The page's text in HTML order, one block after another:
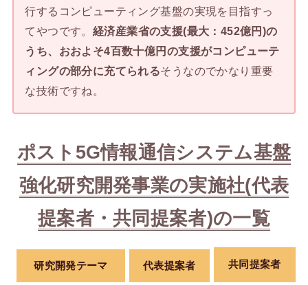
行するコンピューティング基盤の実現を目指すっ
てやつです。 経済産業省の支援(最大：452億円)の
うち、おおよそ4百数十億円の支援がコンピューテ
ィングの部分に充てられるそうなのでかなり重要
な技術ですね。
ポスト5G情報通信システム基盤
強化研究開発事業の実施社(代表
提案者・共同提案者)の一覧
研究開発テーマ 代表提案者 共同提案者